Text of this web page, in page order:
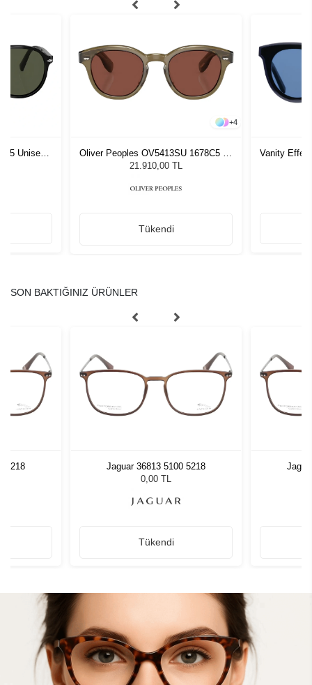
55 Unisex
+4
Oliver Peoples OV5413SU 1678C5 50
Unisex Güneş Gözlüğü
21.910,00 TL
Tükendi
Vanity
SON BAKTIĞINIZ ÜRÜNLER
5218
Jaguar 36813 5100 5218
0,00 TL
Tükendi